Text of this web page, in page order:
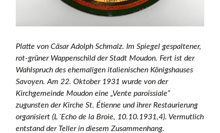
Platte von Cäsar Adolph Schmalz. Im Spiegel gespaltener,
rot-grüner Wappenschild der Stadt Moudon. Fert ist der
Wahlspruch des ehemaligen italienischen Königshauses
Savoyen. Am 22. Oktober 1931 wurde von der
Kirchgemeinde Moudon eine „Vente paroissiale“
zugunsten der Kirche St. Étienne und ihrer Restaurierung
organisiert (L´Echo de la Broie, 10.10.1931,4). Vermutlich
entstand der Teller in diesem Zusammenhang.